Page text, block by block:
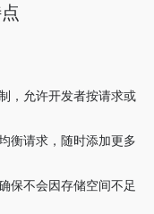
，允许开发者按请求或
衡请求，随时添加更多
保不会因存储空间不足